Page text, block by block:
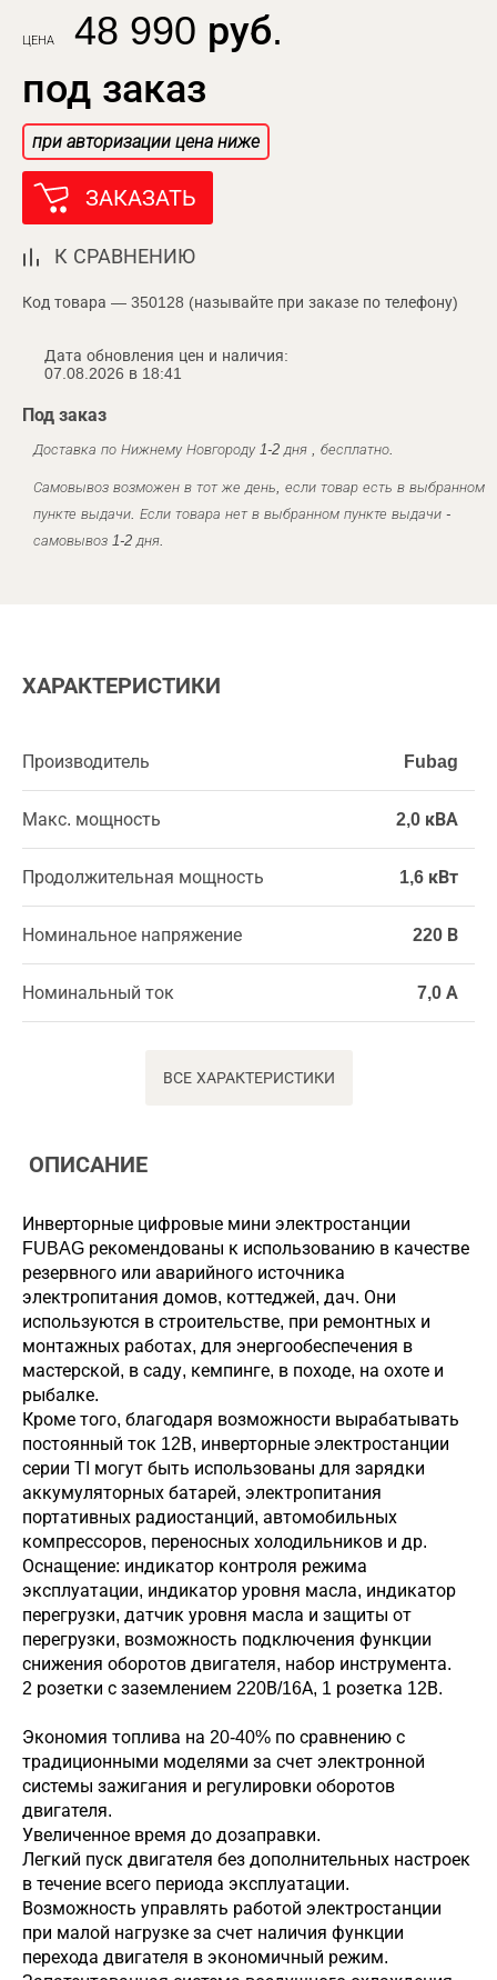
ЦЕНА
48 990 руб.
под заказ
при авторизации цена ниже
ЗАКАЗАТЬ
К СРАВНЕНИЮ
Код товара — 350128 (называйте при заказе по телефону)
Дата обновления цен и наличия:
07.08.2026 в 18:41
Под заказ
Доставка по Нижнему Новгороду 1-2 дня , бесплатно.
Самовывоз возможен в тот же день, если товар есть в выбранном
пункте выдачи. Если товара нет в выбранном пункте выдачи -
самовывоз 1-2 дня.
ХАРАКТЕРИСТИКИ
Производитель Fubag
Макс. мощность 2,0 кВА
Продолжительная мощность 1,6 кВт
Номинальное напряжение 220 В
Номинальный ток 7,0 А
ВСЕ ХАРАКТЕРИСТИКИ
ОПИСАНИЕ
Инверторные цифровые мини электростанции
FUBAG рекомендованы к использованию в качестве
резервного или аварийного источника
электропитания домов, коттеджей, дач. Они
используются в строительстве, при ремонтных и
монтажных работах, для энергообеспечения в
мастерской, в саду, кемпинге, в походе, на охоте и
рыбалке.
Кроме того, благодаря возможности вырабатывать
постоянный ток 12В, инверторные электростанции
серии TI могут быть использованы для зарядки
аккумуляторных батарей, электропитания
портативных радиостанций, автомобильных
компрессоров, переносных холодильников и др.
Оснащение: индикатор контроля режима
эксплуатации, индикатор уровня масла, индикатор
перегрузки, датчик уровня масла и защиты от
перегрузки, возможность подключения функции
снижения оборотов двигателя, набор инструмента.
2 розетки с заземлением 220В/16А, 1 розетка 12В.
Экономия топлива на 20-40% по сравнению с
традиционными моделями за счет электронной
системы зажигания и регулировки оборотов
двигателя.
Увеличенное время до дозаправки.
Легкий пуск двигателя без дополнительных настроек
в течение всего периода эксплуатации.
Возможность управлять работой электростанции
при малой нагрузке за счет наличия функции
перехода двигателя в экономичный режим.